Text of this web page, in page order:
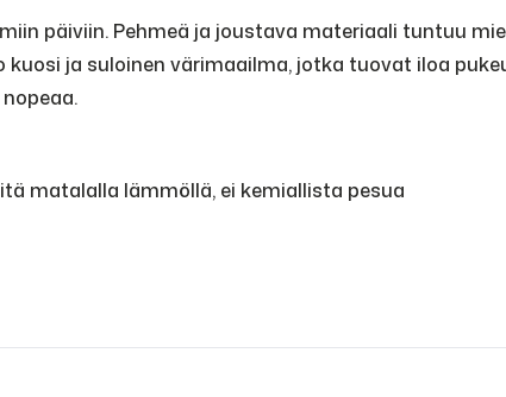
päiviin. Pehmeä ja joustava materiaali tuntuu
ja suloinen värimaailma, jotka tuovat iloa
matalalla lämmöllä, ei kemiallista pesua